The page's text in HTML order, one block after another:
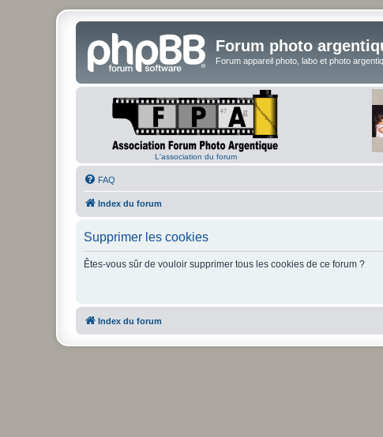
Forum photo
Forum appareil photo, labo et photo
L'association du forum
FAQ
Index du forum
Supprimer les cookies
Êtes-vous sûr de vouloir supprimer tous les cookies de ce forum ?
Index du forum